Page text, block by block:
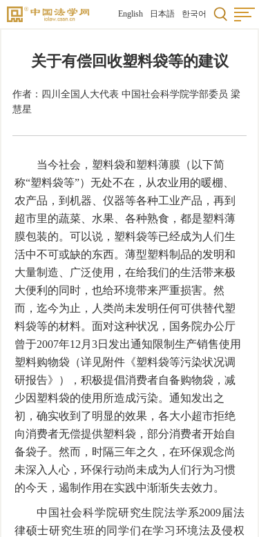
English 日本語 한국어
关于有偿回收塑料袋等的建议
作者：四川全国人大代表 中国社会科学院学部委员 梁
慧星
当今社会，塑料袋和塑料薄膜（以下简
称“塑料袋等”）无处不在，从农业用的暖棚、
农产品，到机器、仪器等各种工业产品，再到
超市里的蔬菜、水果、各种熟食，都是塑料薄
膜包装的。可以说，塑料袋等已经成为人们生
活中不可或缺的东西。薄型塑料制品的发明和
大量制造、广泛使用，在给我们的生活带来极
大便利的同时，也给环境带来严重损害。然
而，迄今为止，人类尚未发明任何可供替代塑
料袋等的材料。面对这种状况，国务院办公厅
曾于2007年12月3日发出通知限制生产销售使用
塑料购物袋（详见附件《塑料袋等污染状况调
研报告》），积极提倡消费者自备购物袋，减
少因塑料袋的使用所造成污染。通知发出之
初，确实收到了明显的效果，各大小超市拒绝
向消费者无偿提供塑料袋，部分消费者开始自
备袋子。然而，时隔三年之久，在环保观念尚
未深入人心，环保行动尚未成为人们行为习惯
的今天，遏制作用在实践中渐渐失去效力。
中国社会科学院研究生院法学系2009届法
律硕士研究生班的同学们在学习环境法及侵权